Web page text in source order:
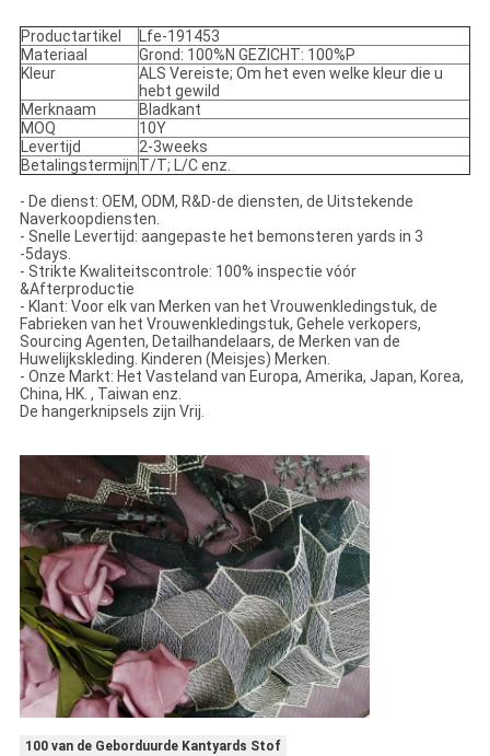
Productartikel
Lfe-191453
Materiaal
Grond: 100%N GEZICHT: 100%P
Kleur
ALS Vereiste; Om het even welke kleur die u
hebt gewild
Merknaam
Bladkant
MOQ
10Y
Levertijd
2-3weeks
BetalingstermijnT/T; L/C enz.
- De dienst: OEM, ODM, R&D-de diensten, de Uitstekende
Naverkoopdiensten.
- Snelle Levertijd: aangepaste het bemonsteren yards in 3
-5days.
- Strikte Kwaliteitscontrole: 100% inspectie vóór
&Afterproductie
- Klant: Voor elk van Merken van het Vrouwenkledingstuk, de
Fabrieken van het Vrouwenkledingstuk, Gehele verkopers,
Sourcing Agenten, Detailhandelaars, de Merken van de
Huwelijkskleding. Kinderen (Meisjes) Merken.
- Onze Markt: Het Vasteland van Europa, Amerika, Japan, Korea,
China, HK. , Taiwan enz.
De hangerknipsels zijn Vrij.
100 van de Geborduurde Kantyards Stof